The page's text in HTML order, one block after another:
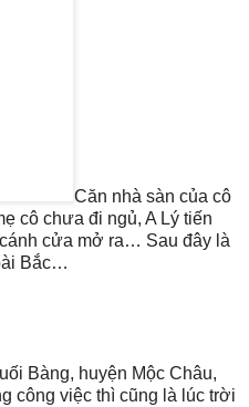
Căn nhà sàn của cô
cô chưa đi ngủ, A Lý tiến
cửa mở ra… Sau đây là
Bắc…
Bàng, huyện Mộc Châu,
công việc thì cũng là lúc trời